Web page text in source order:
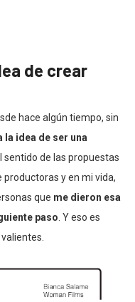
de crear
hace algún tiempo, sin
la idea de ser una
sentido de las propuestas
y en mi vida,
que me dieron esa
paso . Y eso es